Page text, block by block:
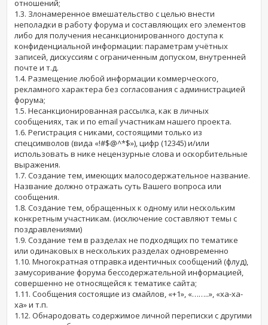
отношений;
1.3. Злонамеренное вмешательство с целью внести
неполадки в работу форума и составляющих его элементов
либо для получения несанкционированного доступа к
конфиденциальной информации: параметрам учётных
записей, дискуссиям с ограниченным допуском, внутренней
почте и т.д.
1.4. Размещение любой информации коммерческого,
рекламного характера без согласования с администрацией
форума;
1.5. Несанкционированная рассылка, как в личных
сообщениях, так и по email участникам нашего проекта.
1.6. Регистрация с никами, состоящими только из
спецсимволов (вида «!#$@^*$»), цифр (12345) и/или
использовать в нике нецензурные слова и оскорбительные
выражения.
1.7. Создание тем, имеющих малосодержательное название.
Название должно отражать суть Вашего вопроса или
сообщения.
1.8. Создание тем, обращенных к одному или нескольким
конкретным участникам. (исключение составляют темы с
поздравлениями)
1.9. Создание тем в разделах не подходящих по тематике
или одинаковых в нескольких разделах одновременно
1.10. Многократная отправка идентичных сообщений (флуд),
замусоривание форума бессодержательной информацией,
совершенно не относящейся к тематике сайта;
1.11. Сообщения состоящие из смайлов, «+1», «……..», «ха-ха-
ха» и т.п.
1.12. Обнародовать содержимое личной переписки с другими